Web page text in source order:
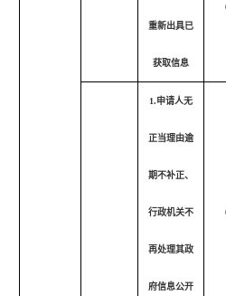
重新出具已
获取信息
1.申请人无
正当理由逾
期不补正、
行政机关不
再处理其政
府信息公开